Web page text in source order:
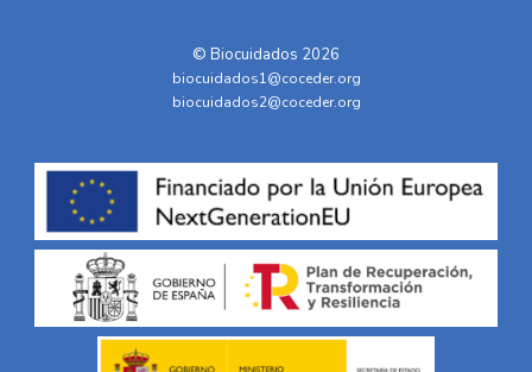
© Biocuidados 2026
biocuidados1@coceder.org
biocuidados2@coceder.org